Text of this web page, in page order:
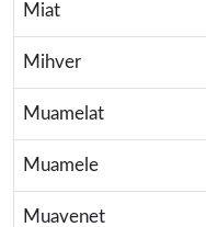
Miat
Mihver
Muamelat
Muamele
Muavenet